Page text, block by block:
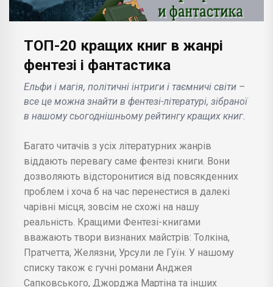
ТОП-20 кращих книг в жанрі
фентезі і фантастика
Ельфи і магія, політичні інтриги і таємничі світи –
все це можна знайти в фентезі-літературі, зібраної
в нашому сьогоднішньому рейтингу кращих книг.
Багато читачів з усіх літературних жанрів
віддають перевагу саме фентезі книги. Вони
дозволяють відсторонитися від повсякденних
проблем і хоча б на час перенестися в далекі
чарівні місця, зовсім не схожі на нашу
реальність. Кращими Фентезі-книгами
вважають твори визнаних майстрів: Толкіна,
Пратчетта, Желязни, Урсули ле Гуїн. У нашому
списку також є гучні романи Анджея
Сапковського, Джорджа Мартіна та інших